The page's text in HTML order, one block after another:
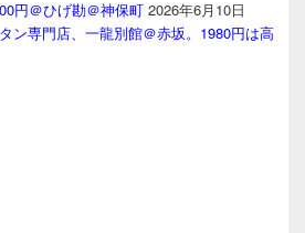
円＠ひげ勘＠神保町 2026年6月10日
ン専門店、一龍別館＠赤坂。1980円は高